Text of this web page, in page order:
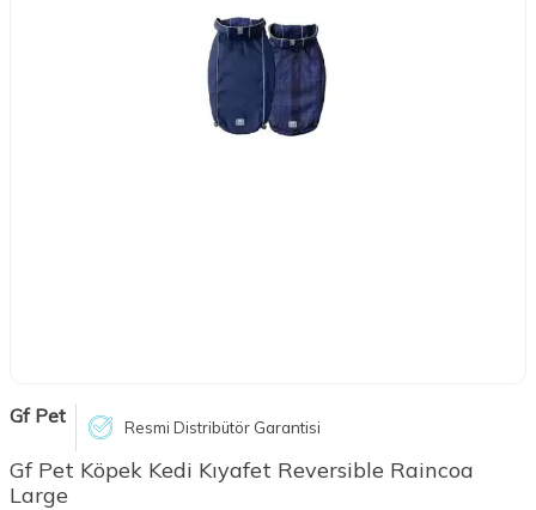
Gf Pet Resmi Distribütör Garantisi
Gf Pet Köpek Kedi Kıyafet Reversible Raincoa
Large